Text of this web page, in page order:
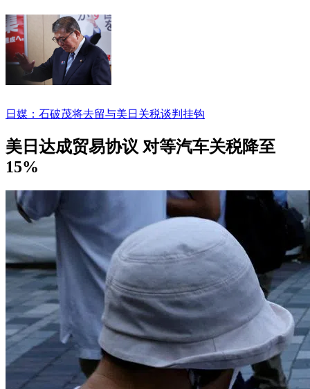
日媒：石破茂将去留与美日关税谈判挂钩
美日达成贸易协议 对等汽车关税降至
15%